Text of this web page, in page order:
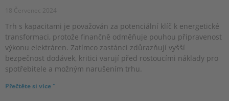
18 Červenec 2024
Trh s kapacitami je považován za potenciální klíč k energetické
transformaci, protože finančně odměňuje pouhou připravenost
výkonu elektráren. Zatímco zastánci zdůrazňují vyšší
bezpečnost dodávek, kritici varují před rostoucími náklady pro
spotřebitele a možným narušením trhu.
Přečtěte si více "